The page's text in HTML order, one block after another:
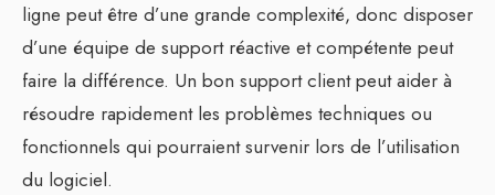
ligne peut être d’une grande complexité, donc disposer
d’une équipe de support réactive et compétente peut
faire la différence. Un bon support client peut aider à
résoudre rapidement les problèmes techniques ou
fonctionnels qui pourraient survenir lors de l’utilisation
du logiciel.